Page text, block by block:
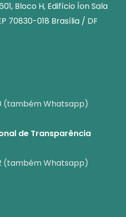
Bloco H, Edifício Íon Sala
70830-018 Brasília / DF
(também Whatsapp)
de Transparência
(também Whatsapp)